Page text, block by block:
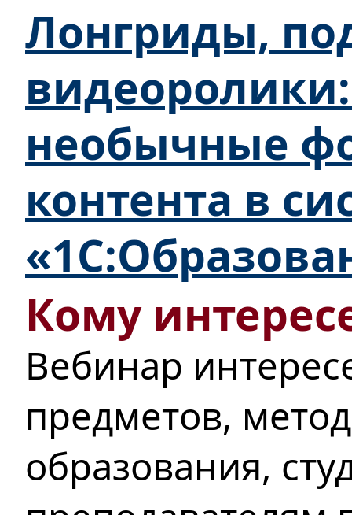
Лонгриды,
необычные
контента в
Кому
Вебинар
предметов,
образования,